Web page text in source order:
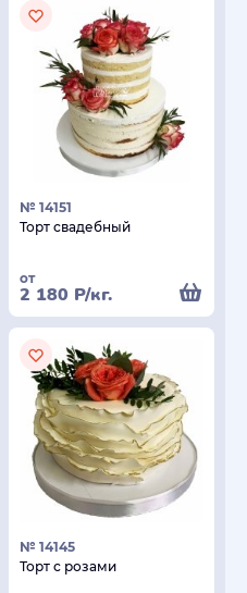
№ 14151
Торт свадебный
от
2 180 Р/кг.
№ 14145
Торт с розами